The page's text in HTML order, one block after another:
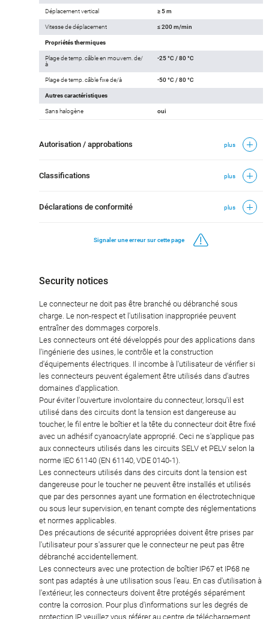
Déplacement vertical ≥ 5 m
Vitesse de déplacement ≤ 200 m/min
Propriétés thermiques
Plage de temp. câble en mouvem. de/
à
-25 °C / 80 °C
Plage de temp. câble fixe de/à -50 °C / 80 °C
Autres caractéristiques
Sans halogène oui
Autorisation / approbations plus
Classifications plus
Déclarations de conformité plus
Signaler une erreur sur cette page
Security notices
Le connecteur ne doit pas être branché ou débranché sous
charge. Le non-respect et l'utilisation inappropriée peuvent
entraîner des dommages corporels.
Les connecteurs ont été développés pour des applications dans
l'ingénierie des usines, le contrôle et la construction
d'équipements électriques. Il incombe à l'utilisateur de vérifier si
les connecteurs peuvent également être utilisés dans d'autres
domaines d'application.
Pour éviter l'ouverture involontaire du connecteur, lorsqu'il est
utilisé dans des circuits dont la tension est dangereuse au
toucher, le fil entre le boîtier et la tête du connecteur doit être fixé
avec un adhésif cyanoacrylate approprié. Ceci ne s'applique pas
aux connecteurs utilisés dans les circuits SELV et PELV selon la
norme IEC 61140 (EN 61140, VDE 0140-1).
Les connecteurs utilisés dans des circuits dont la tension est
dangereuse pour le toucher ne peuvent être installés et utilisés
que par des personnes ayant une formation en électrotechnique
ou sous leur supervision, en tenant compte des réglementations
et normes applicables.
Des précautions de sécurité appropriées doivent être prises par
l'utilisateur pour s'assurer que le connecteur ne peut pas être
débranché accidentellement.
Les connecteurs avec une protection de boîtier IP67 et IP68 ne
sont pas adaptés à une utilisation sous l'eau. En cas d'utilisation à
l'extérieur, les connecteurs doivent être protégés séparément
contre la corrosion. Pour plus d'informations sur les degrés de
protection IP, veuillez vous référer au centre de téléchargement